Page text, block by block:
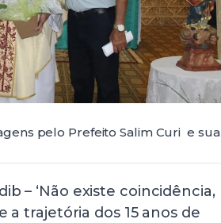
pelo Prefeito Salim Curi e sua
– ‘Não existe coincidência,
a trajetória dos 15 anos de